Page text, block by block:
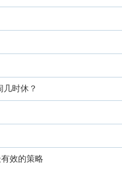
几时休？
效的策略